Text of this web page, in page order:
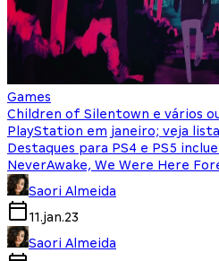
Games
Children of Silentown e vários
PlayStation em janeiro; veja lista
Destaques para PS4 e PS5
NeverAwake, We Were Here
Saori Almeida
11.jan.23
Saori Almeida